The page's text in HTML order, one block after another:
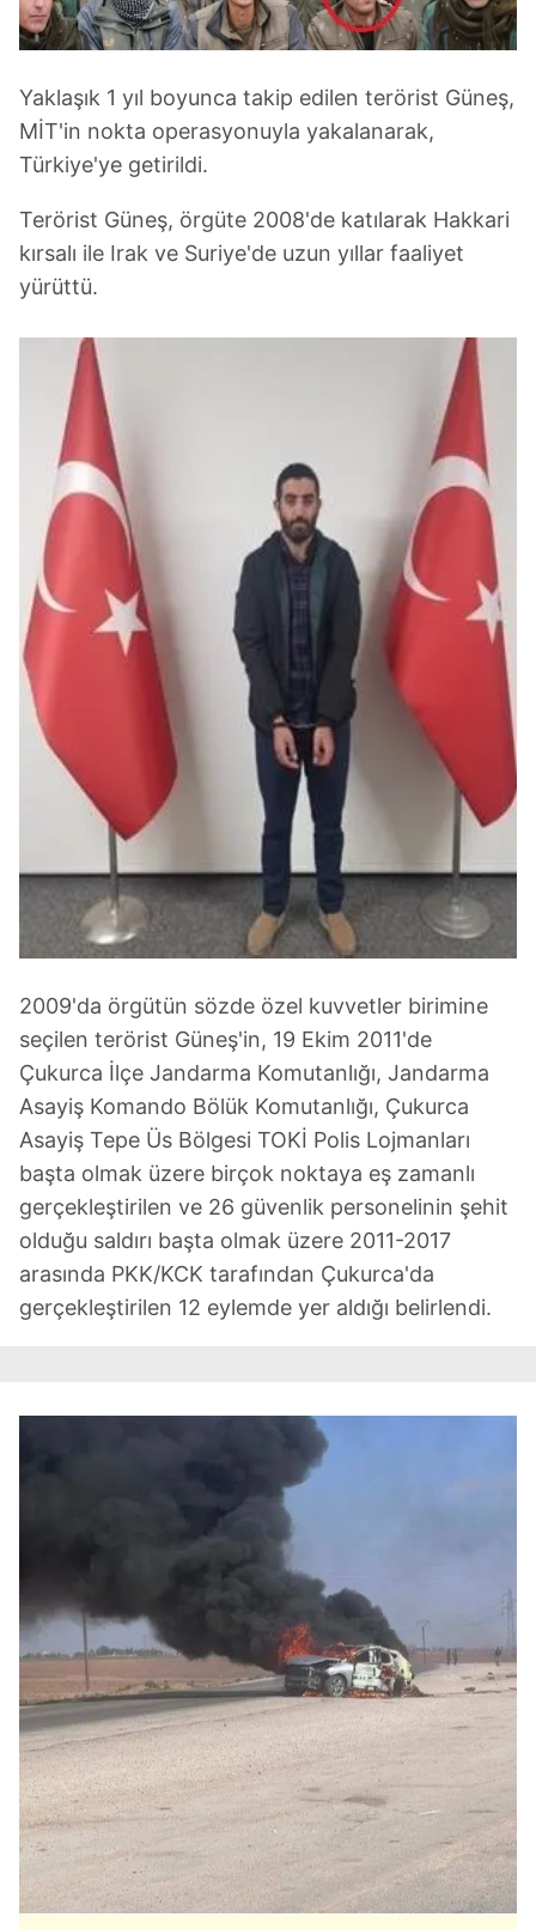
Yaklaşık 1 yıl boyunca takip edilen terörist Güneş,
MİT'in nokta operasyonuyla yakalanarak,
Türkiye'ye getirildi.
Terörist Güneş, örgüte 2008'de katılarak Hakkari
kırsalı ile Irak ve Suriye'de uzun yıllar faaliyet
yürüttü.
2009'da örgütün sözde özel kuvvetler birimine
seçilen terörist Güneş'in, 19 Ekim 2011'de
Çukurca İlçe Jandarma Komutanlığı, Jandarma
Asayiş Komando Bölük Komutanlığı, Çukurca
Asayiş Tepe Üs Bölgesi TOKİ Polis Lojmanları
başta olmak üzere birçok noktaya eş zamanlı
gerçekleştirilen ve 26 güvenlik personelinin şehit
olduğu saldırı başta olmak üzere 2011-2017
arasında PKK/KCK tarafından Çukurca'da
gerçekleştirilen 12 eylemde yer aldığı belirlendi.